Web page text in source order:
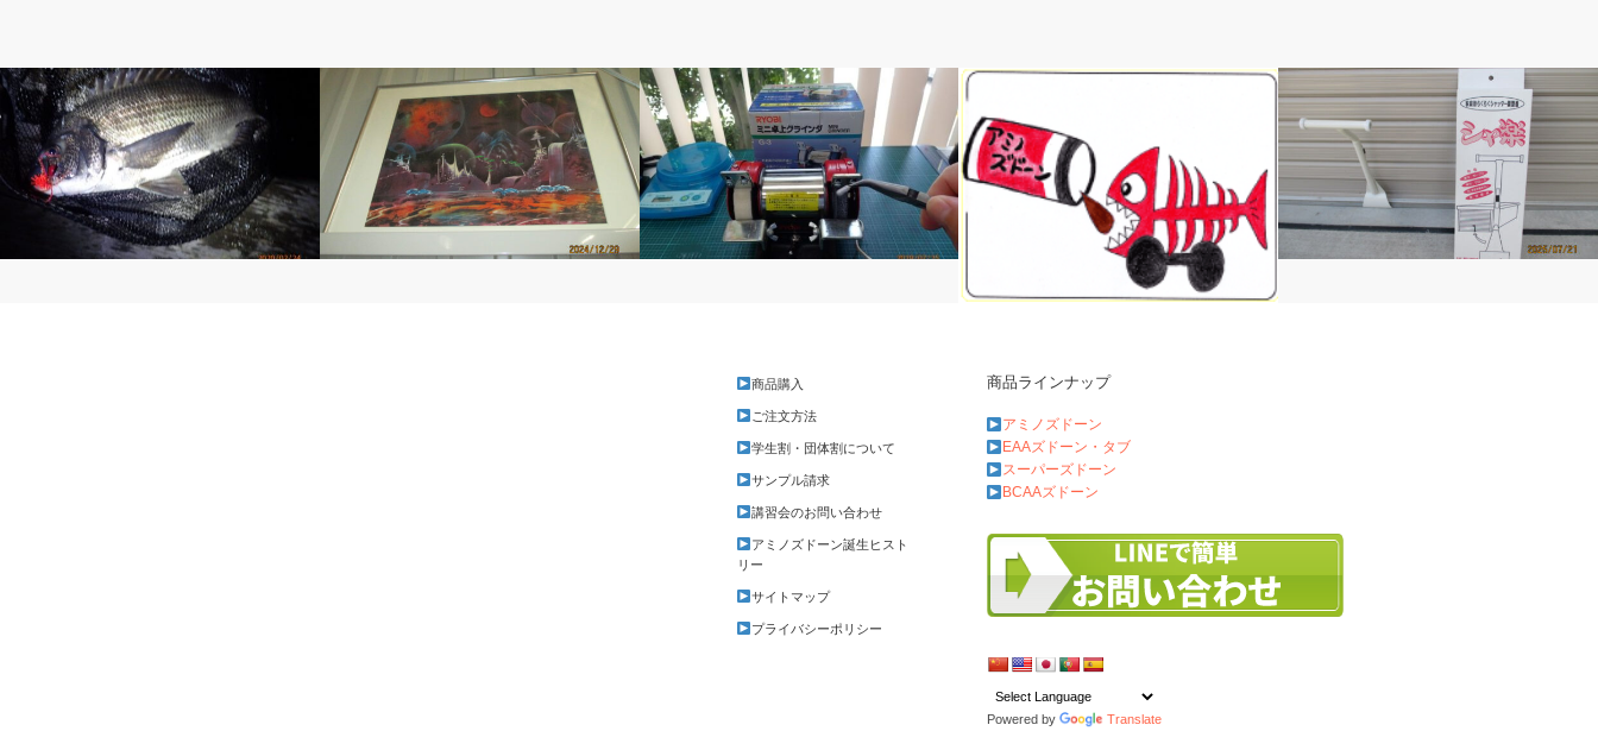
商品ラインナップ
アミノズドーン
EAAズドーン・タブ
スーパーズドーン
BCAAズドーン
Powered by Translate
商品購入
ご注文方法
学生割・団体割について
サンプル請求
講習会のお問い合わせ
アミノズドーン誕生ヒスト
リー
サイトマップ
プライバシーポリシー